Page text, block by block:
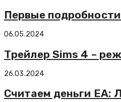
Первые
06.05.2024
Трейлер Sims 4 –
26.03.2024
Считаем деньги EA: